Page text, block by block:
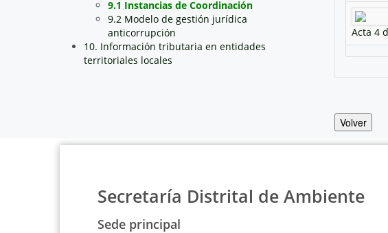
9.1 Instancias de Coordinación
9.2 Modelo de gestión jurídica
anticorrupción
10. Información tributaria en entidades
territoriales locales
Acta 4
Volver
Secretaría Distrital de Ambiente
Sede principal